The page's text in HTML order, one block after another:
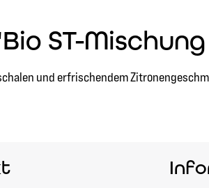
ST-
und erfrischendem